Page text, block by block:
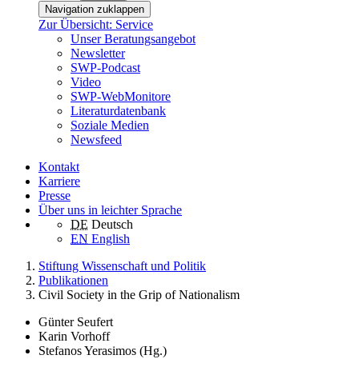
Navigation zuklappen
Zur Übersicht: Service
Unser Beratungsangebot
Newsletter
SWP-Podcast
Video
SWP-WebMonitore
Literaturdatenbank
Soziale Medien
Newsfeed
Kontakt
Karriere
Presse
Über uns in leichter Sprache
DE Deutsch
EN English
Stiftung Wissenschaft und Politik
Publikationen
Civil Society in the Grip of Nationalism
Günter Seufert
Karin Vorhoff
Stefanos Yerasimos (Hg.)